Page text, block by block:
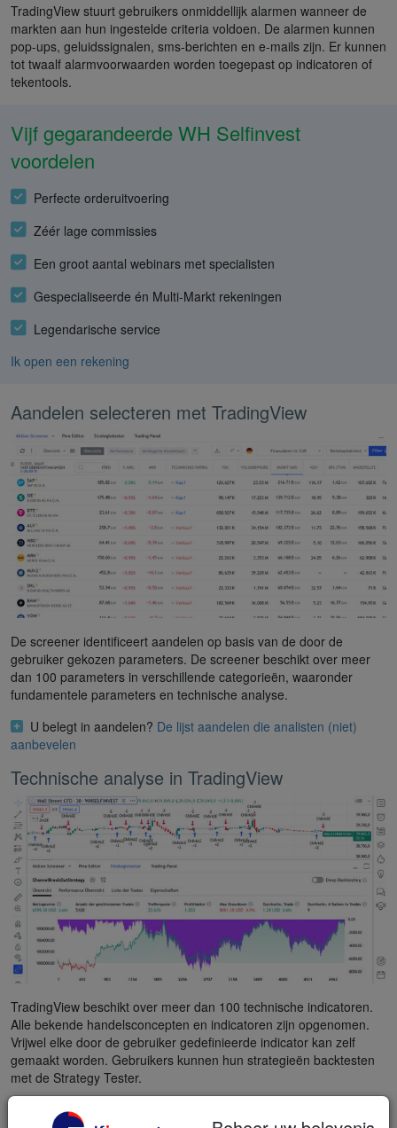
TradingView stuurt gebruikers onmiddellijk alarmen wanneer de
markten aan hun ingestelde criteria voldoen. De alarmen kunnen
pop-ups, geluidssignalen, sms-berichten en e-mails zijn. Er kunnen
tot twaalf alarmvoorwaarden worden toegepast op indicatoren of
tekentools.
Vijf gegarandeerde WH Selfinvest
voordelen
Perfecte orderuitvoering
Zéér lage commissies
Een groot aantal webinars met specialisten
Gespecialiseerde én Multi-Markt rekeningen
Legendarische service
Ik open een rekening
Aandelen selecteren met TradingView
De screener identificeert aandelen op basis van de door de
gebruiker gekozen parameters. De screener beschikt over meer
dan 100 parameters in verschillende categorieën, waaronder
fundamentele parameters en technische analyse.
U belegt in aandelen? De lijst aandelen die analisten (niet)
aanbevelen
Technische analyse in TradingView
TradingView beschikt over meer dan 100 technische indicatoren.
Alle bekende handelsconcepten en indicatoren zijn opgenomen.
Vrijwel elke door de gebruiker gedefinieerde indicator kan zelf
gemaakt worden. Gebruikers kunnen hun strategieën backtesten
met de Strategy Tester.